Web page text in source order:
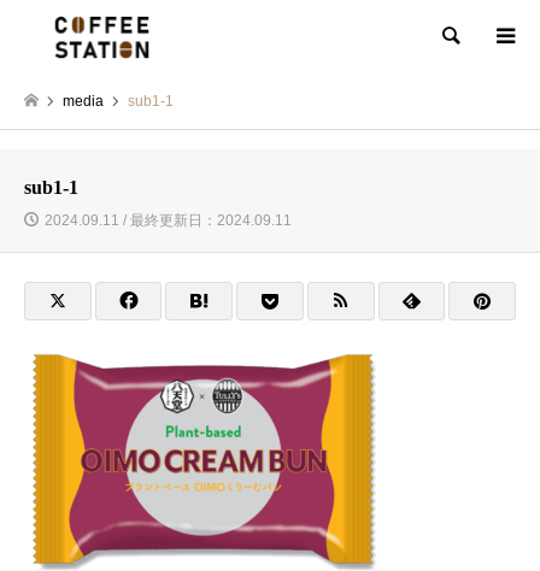
検索
media sub1-1
sub1-1
2024.09.11 / 最終更新日：2024.09.11